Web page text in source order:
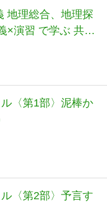
地理総合、地理探
×演習 で学ぶ 共通
〈第1部〉泥棒か
〈第2部〉予言す